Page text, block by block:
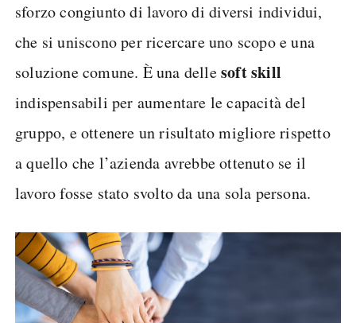
sforzo congiunto di lavoro di diversi individui,
che si uniscono per ricercare uno scopo e una
soluzione comune. È una dellesoft skill
indispensabili per aumentare le capacità del
gruppo, e ottenere un risultato migliore rispetto
a quello che l’azienda avrebbe ottenuto se il
lavoro fosse stato svolto da una sola persona.